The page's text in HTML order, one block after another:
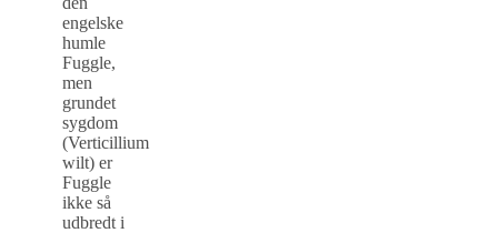
engelske
humle
Fuggle,
men
grundet
sygdom
(Verticillium
wilt) er
Fuggle
ikke så
udbredt i